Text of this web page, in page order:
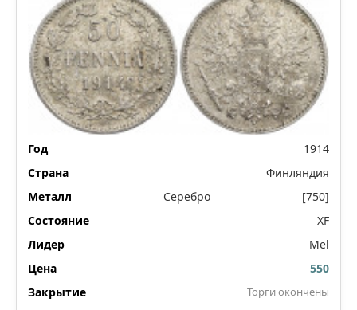
1914
Финляндия
Серебро
[750]
XF
Mel
550
Торги окончены